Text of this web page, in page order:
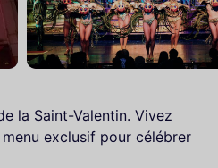
la Saint-Valentin. Vivez
exclusif pour célébrer